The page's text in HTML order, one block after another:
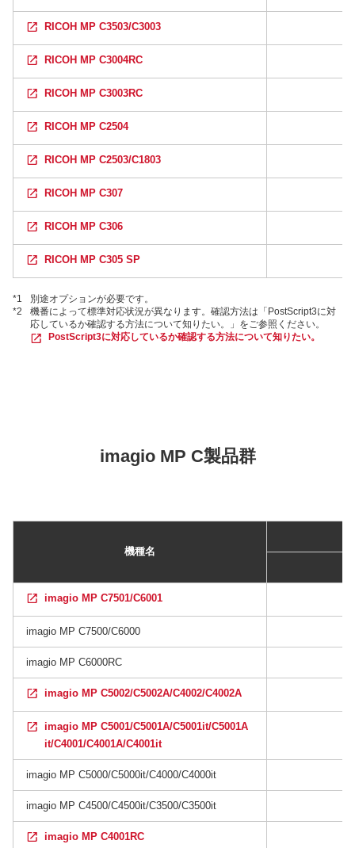
RICOH MP C3503/C3003
RICOH MP C3004RC
RICOH MP C3003RC
RICOH MP C2504
RICOH MP C2503/C1803
RICOH MP C307
RICOH MP C306
RICOH MP C305 SP
*1
別途オプションが必要です。
*2
機番によって標準対応状況が異なります。確認方法は「PostScript3に対
応しているか確認する方法について知りたい。」をご参照ください。
PostScript3に対応しているか確認する方法について知りたい。
imagio MP C製品群
機種名
imagio MP C7501/C6001
imagio MP C7500/C6000
imagio MP C6000RC
imagio MP C5002/C5002A/C4002/C4002A
imagio MP C5001/C5001A/C5001it/C5001A
it/C4001/C4001A/C4001it
imagio MP C5000/C5000it/C4000/C4000it
imagio MP C4500/C4500it/C3500/C3500it
imagio MP C4001RC